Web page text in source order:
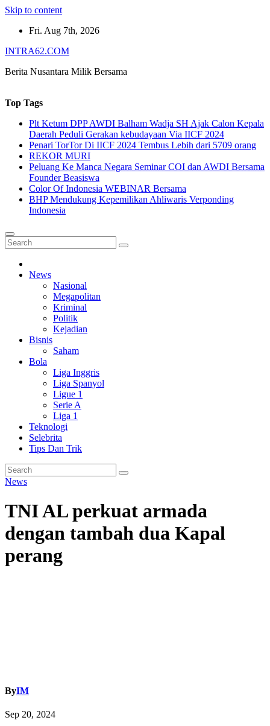
Skip to content
Fri. Aug 7th, 2026
INTRA62.COM
Berita Nusantara Milik Bersama
Top Tags
Plt Ketum DPP AWDI Balham Wadja SH Ajak Calon Kepala
Daerah Peduli Gerakan kebudayaan Via IICF 2024
Penari TorTor Di IICF 2024 Tembus Lebih dari 5709 orang
REKOR MURI
Peluang Ke Manca Negara Seminar COI dan AWDI Bersama
Founder Beasiswa
Color Of Indonesia WEBINAR Bersama
BHP Mendukung Kepemilikan Ahliwaris Verponding
Indonesia
News
Nasional
Megapolitan
Kriminal
Politik
Kejadian
Bisnis
Saham
Bola
Liga Inggris
Liga Spanyol
Ligue 1
Serie A
Liga 1
Teknologi
Selebrita
Tips Dan Trik
News
TNI AL perkuat armada
dengan tambah dua Kapal
perang
ByIM
Sep 20, 2024